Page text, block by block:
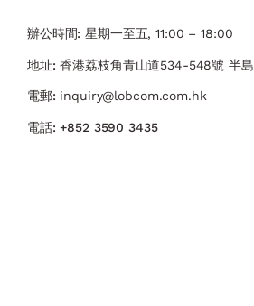
辦公時間: 星期一至五, 11:00 – 18:00
地址: 香港荔枝角青山道534-548號 ​半
電郵: inquiry@lobcom.com.hk
電話:+852 3590 3435